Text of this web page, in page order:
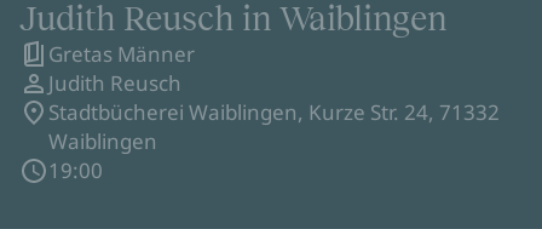
Judith Reusch in Waiblingen
Gretas Männer
Judith Reusch
Stadtbücherei Waiblingen, Kurze Str. 24, 71332
Waiblingen
19:00